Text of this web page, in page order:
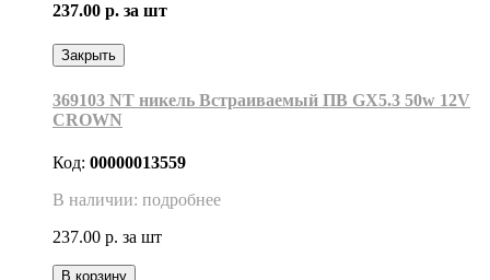
237.00 р. за шт
Закрыть
369103 NT никель Встраиваемый ПВ GX5.3 50w 12V
CROWN
Код: 00000013559
В наличии: подробнее
237.00 р. за шт
В корзину